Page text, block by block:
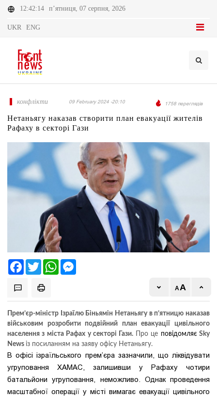
12:42:14 п’ятниця, 07 серпня, 2026
UKR ENG
конфлікти 09 February 2024 -20:10 1758 переглядів
Нетаньягу наказав створити план евакуації жителів
Рафаху в секторі Гази
FacebookTwitter WhatsApp
Прем’єр-міністр Ізраїлю Біньямін Нетаньягу в п’ятницю наказав
військовим розробити подвійний план евакуації цивільного
населення з міста Рафах у секторі Гази.
Про це повідомляєSky
News із посиланням на заяву офісу Нетаньягу.
В офісі ізраїльського прем’єра зазначили, що ліквідувати
угруповання ХАМАС, залишивши у Рафаху чотири
батальйони угруповання, неможливо. Однак проведення
масштабної операції у місті вимагає евакуації цивільного